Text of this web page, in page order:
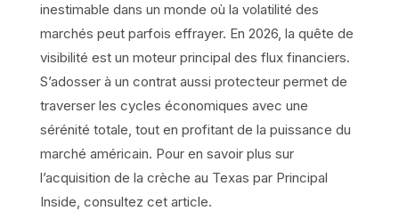
inestimable dans un monde où la volatilité des
marchés peut parfois effrayer. En 2026, la quête de
visibilité est un moteur principal des flux financiers.
S’adosser à un contrat aussi protecteur permet de
traverser les cycles économiques avec une
sérénité totale, tout en profitant de la puissance du
marché américain. Pour en savoir plus sur
l’acquisition de la crèche au Texas par Principal
Inside, consultez cet article.